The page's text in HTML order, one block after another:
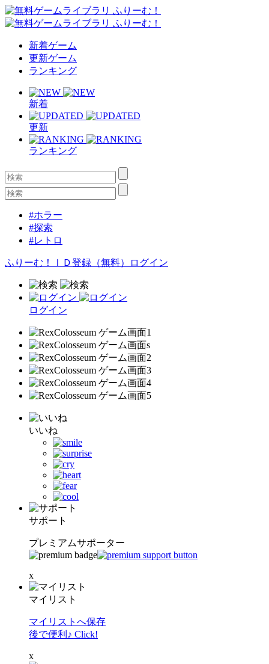
新着ゲーム
更新ゲーム
ランキング
新着
更新
ランキング
#ホラー
#探索
#レトロ
ふりーむ！ＩＤ登録（無料） ログイン
ログイン
いいね
サポート
プレミアムサポーター
x
マイリスト
マイリストへ保存
後で便利♪ Click!
x